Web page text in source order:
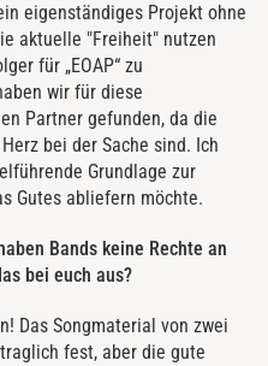
eigenständiges Projekt ohne
aktuelle "Freiheit" nutzen
für „EOAP“ zu
wir für diese
Partner gefunden, da die
bei der Sache sind. Ich
Grundlage zur
Gutes abliefern möchte.
Bands keine Rechte an
bei euch aus?
Das Songmaterial von zwei
fest, aber die gute